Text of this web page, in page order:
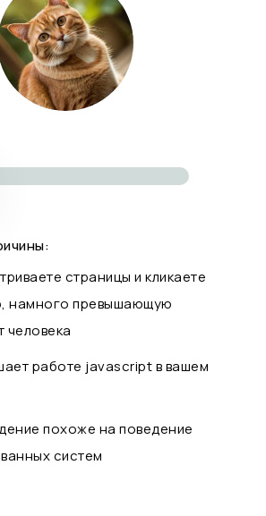
страницы и кликаете
намного превышающую
работе javascript в вашем
похоже на поведение
систем